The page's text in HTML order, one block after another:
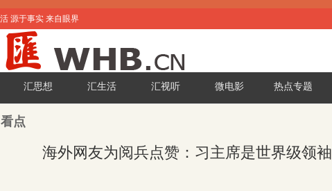
源于事实 来自眼界
汇思想 汇生活 汇视听 微电影 热点专题
看点
海外网友为阅兵点赞：习主席是世界级领袖